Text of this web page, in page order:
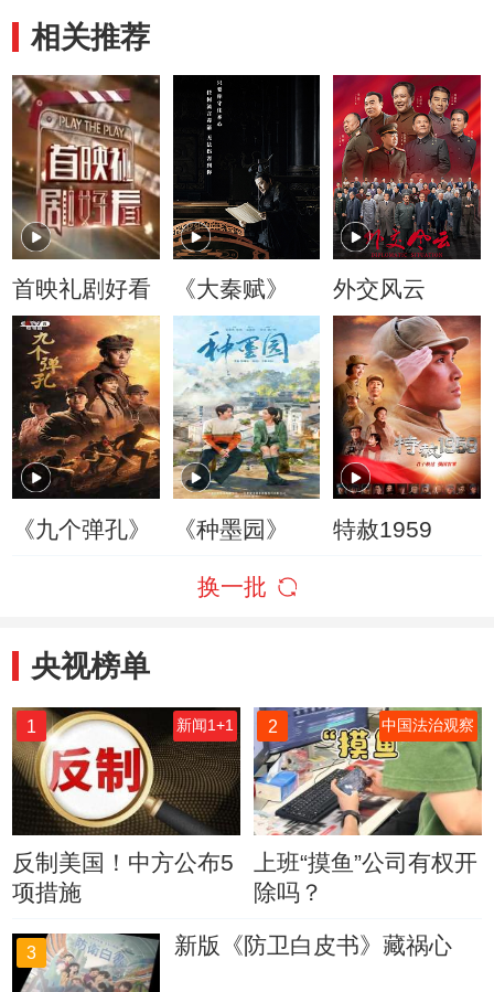
相关推荐
首映礼剧好看 《大秦赋》 外交风云
《九个弹孔》 《种墨园》 特赦1959
换一批
央视榜单
1 新闻1+1
反制美国！中方公布5
项措施
2 中国法治观察
上班“摸鱼”公司有权开
除吗？
3 新版《防卫白皮书》藏祸心